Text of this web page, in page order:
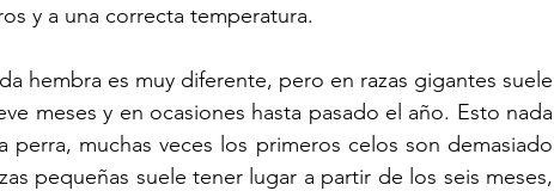
y a una correcta temperatura.
hembra es muy diferente, pero en razas gigantes suele
meses y en ocasiones hasta pasado el año. Esto nada
muchas veces los primeros celos son demasiado
pequeñas suele tener lugar a partir de los seis meses,